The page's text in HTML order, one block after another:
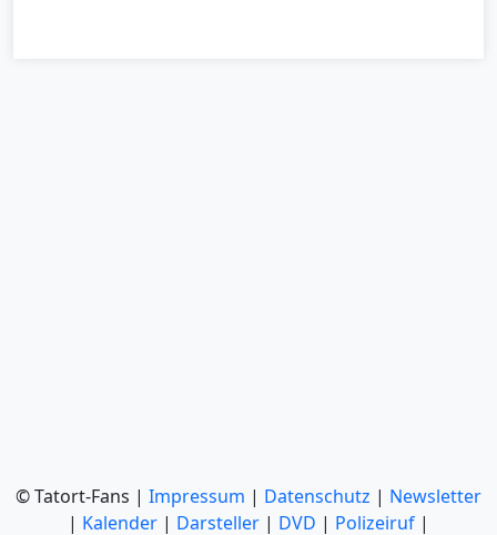
© Tatort-Fans | Impressum | Datenschutz | Newsletter
| Kalender | Darsteller | DVD | Polizeiruf |